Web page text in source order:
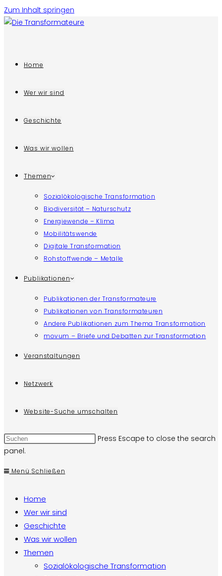
Zum Inhalt springen
Home
Wer wir sind
Geschichte
Was wir wollen
Themen
Sozialökologische Transformation
Biodiversität – Naturschutz
Energiewende – Klima
Mobilitätswende
Digitale Transformation
Rohstoffwende – Metalle
Publikationen
Publikationen der Transformateure
Publikationen von Transformateuren
Andere Publikationen zum Thema Transformation
movum – Briefe und Debatten zur Transformation
Veranstaltungen
Netzwerk
Website-Suche umschalten
Press Escape to close the search
panel.
Menü Schließen
Home
Wer wir sind
Geschichte
Was wir wollen
Themen
Sozialökologische Transformation